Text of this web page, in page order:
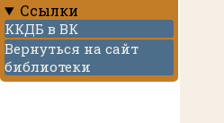
Ссылки
ККДБ в ВК
Вернуться на сайт
библиотеки